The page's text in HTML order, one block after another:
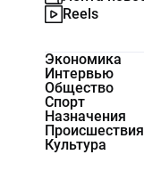
Reels
Экономика
Интервью
Общество
Спорт
Назначения
Происшествия
Культура